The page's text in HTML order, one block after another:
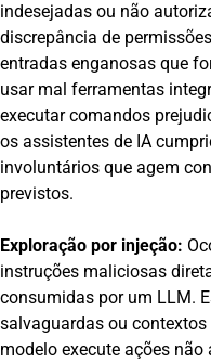
indesejadas ou não
discrepância de
entradas enganosas que
usar mal ferramentas
executar comandos
os assistentes de IA
involuntários que agem
previstos.
Exploração por injeção:
instruções maliciosas
consumidas por um LLM.
salvaguardas ou
modelo execute ações